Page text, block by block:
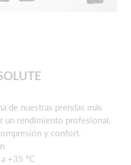
de nuestras prendas más
un rendimiento profesional,
y confort.
+35 ºC